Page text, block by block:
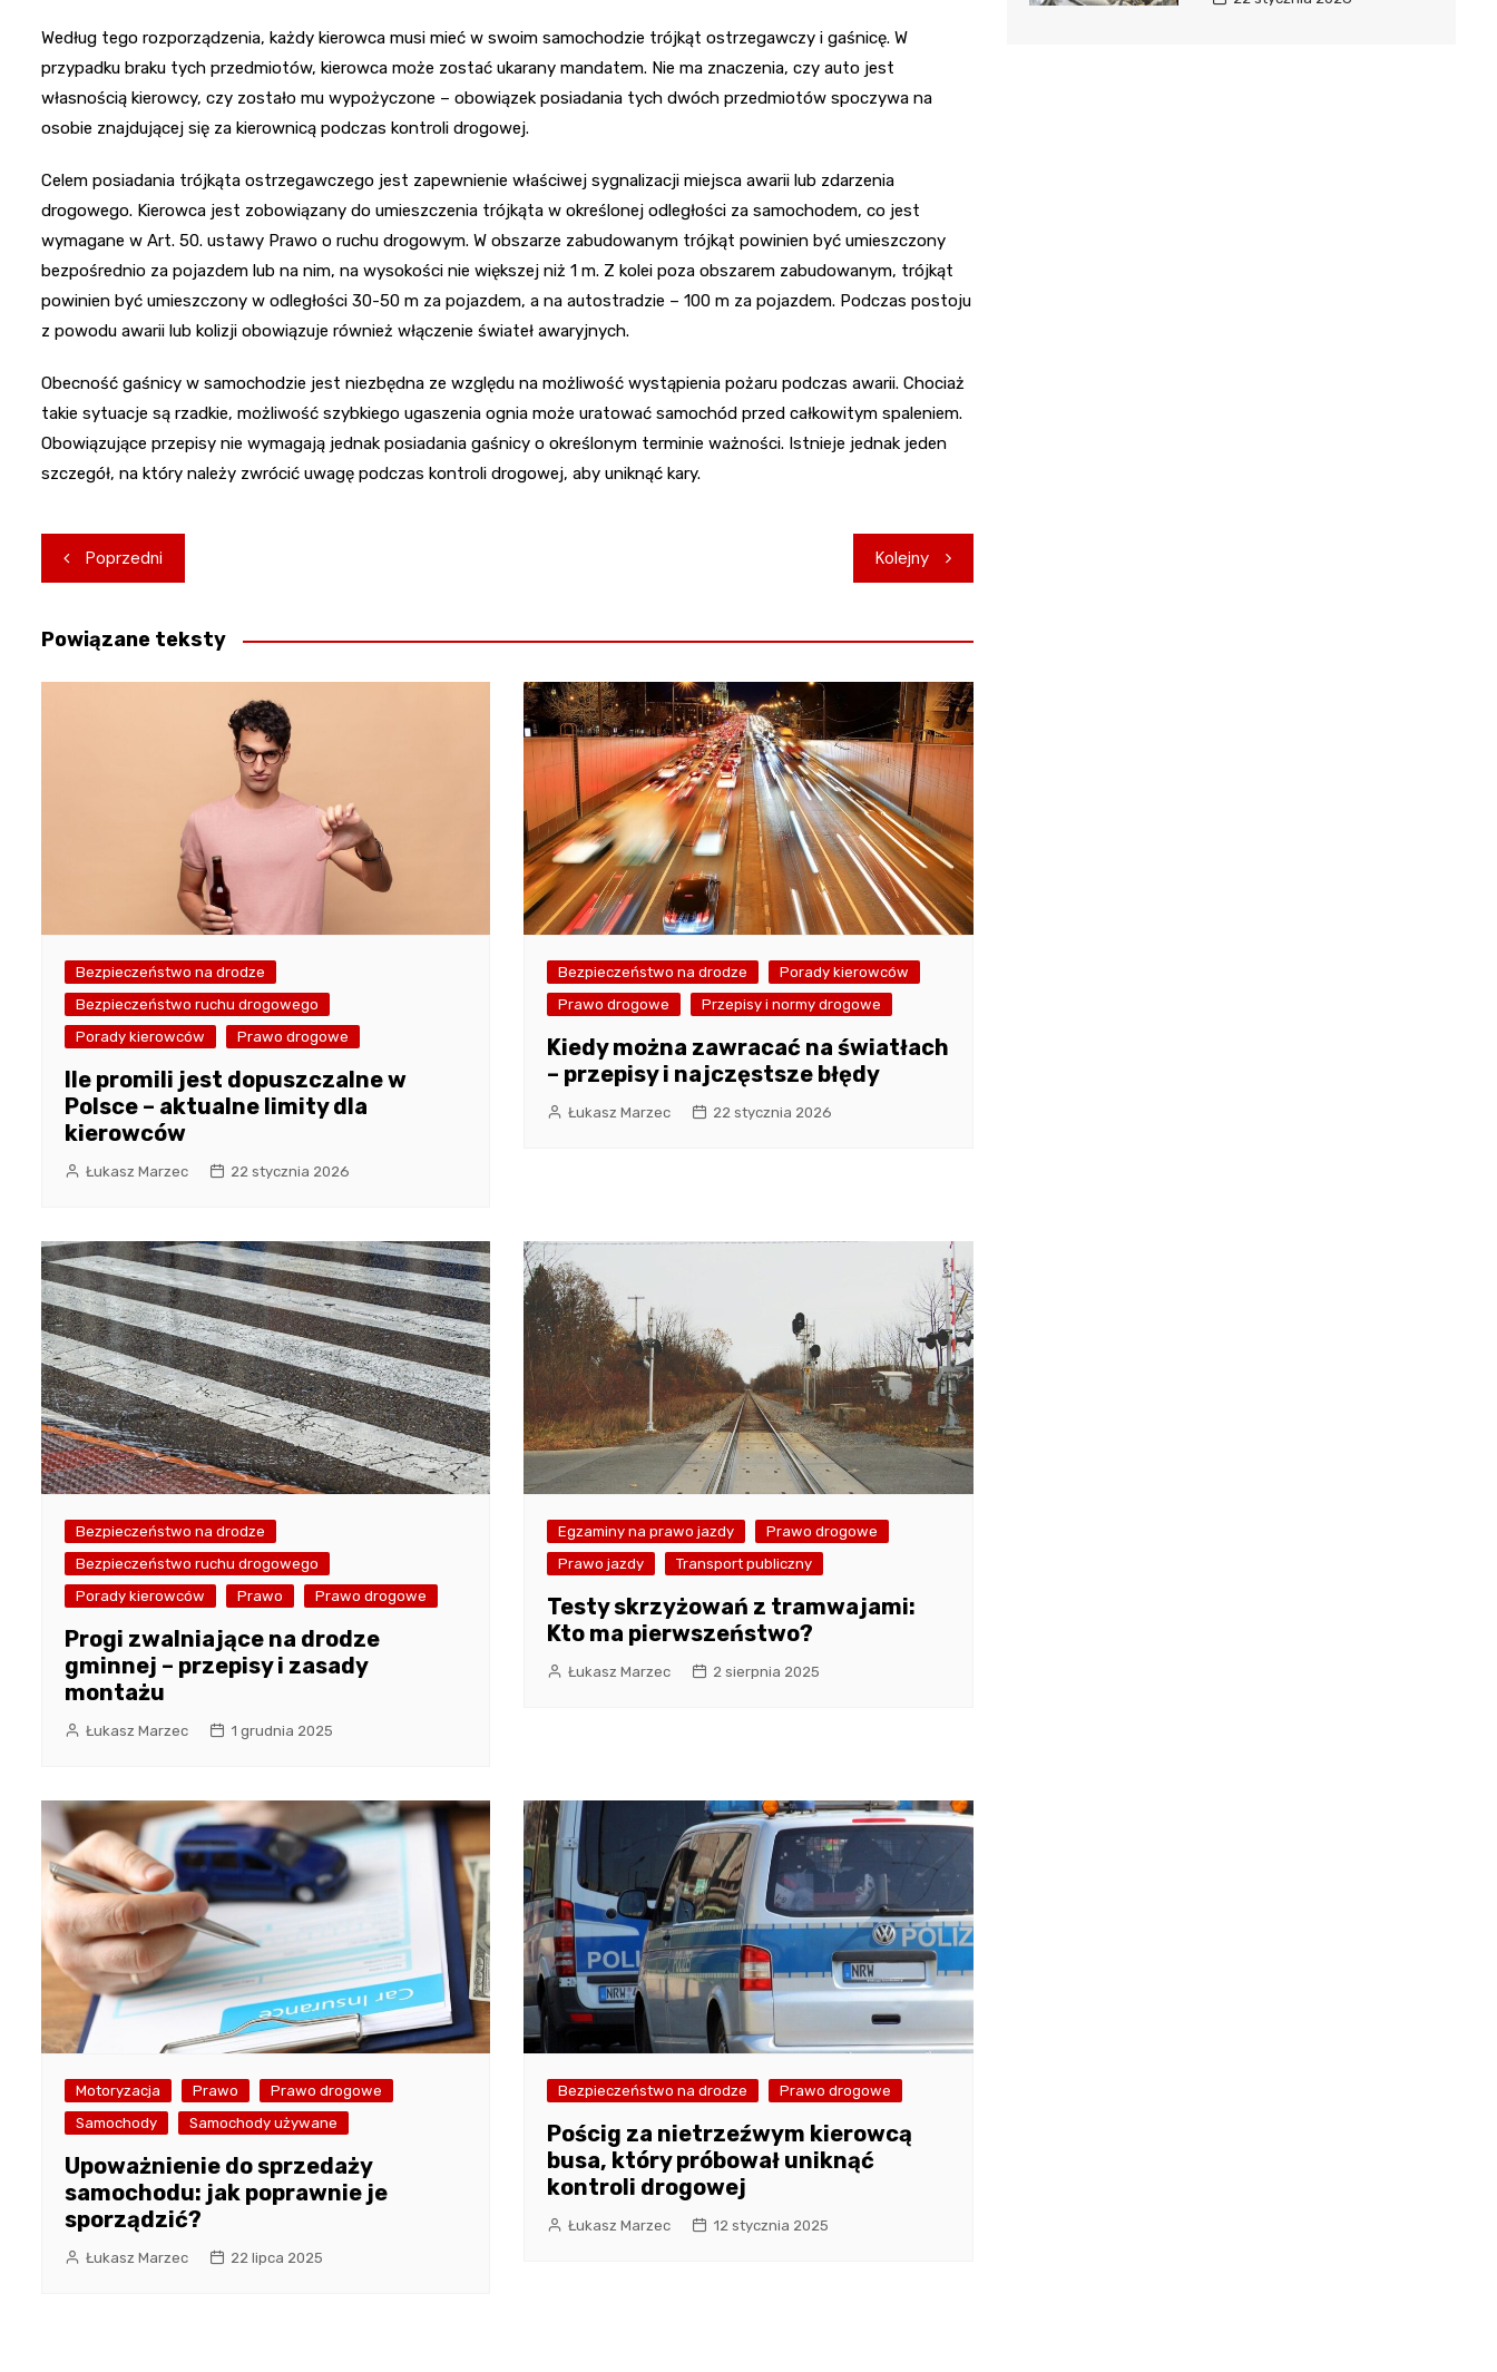
Według tego rozporządzenia, każdy kierowca musi mieć w swoim samochodzie trójkąt ostrzegawczy i gaśnicę. W
przypadku braku tych przedmiotów, kierowca może zostać ukarany mandatem. Nie ma znaczenia, czy auto jest
własnością kierowcy, czy zostało mu wypożyczone – obowiązek posiadania tych dwóch przedmiotów spoczywa na
osobie znajdującej się za kierownicą podczas kontroli drogowej.
Celem posiadania trójkąta ostrzegawczego jest zapewnienie właściwej sygnalizacji miejsca awarii lub zdarzenia
drogowego. Kierowca jest zobowiązany do umieszczenia trójkąta w określonej odległości za samochodem, co jest
wymagane w Art. 50. ustawy Prawo o ruchu drogowym. W obszarze zabudowanym trójkąt powinien być umieszczony
bezpośrednio za pojazdem lub na nim, na wysokości nie większej niż 1 m. Z kolei poza obszarem zabudowanym, trójkąt
powinien być umieszczony w odległości 30-50 m za pojazdem, a na autostradzie – 100 m za pojazdem. Podczas postoju
z powodu awarii lub kolizji obowiązuje również włączenie świateł awaryjnych.
Obecność gaśnicy w samochodzie jest niezbędna ze względu na możliwość wystąpienia pożaru podczas awarii. Chociaż
takie sytuacje są rzadkie, możliwość szybkiego ugaszenia ognia może uratować samochód przed całkowitym spaleniem.
Obowiązujące przepisy nie wymagają jednak posiadania gaśnicy o określonym terminie ważności. Istnieje jednak jeden
szczegół, na który należy zwrócić uwagę podczas kontroli drogowej, aby uniknąć kary.
Nawigacja
wpisu
Poprzedni Kolejny
Powiązane teksty
Bezpieczeństwo na drodze
Bezpieczeństwo ruchu drogowego
Porady kierowców
Prawo drogowe
Ile promili jest dopuszczalne w
Polsce – aktualne limity dla
kierowców
Łukasz Marzec 22 stycznia 2026
Bezpieczeństwo na drodze
Porady kierowców
Prawo drogowe
Przepisy i normy drogowe
Kiedy można zawracać na światłach
– przepisy i najczęstsze błędy
Łukasz Marzec 22 stycznia 2026
Bezpieczeństwo na drodze
Bezpieczeństwo ruchu drogowego
Porady kierowców
Prawo Prawo drogowe
Progi zwalniające na drodze
gminnej – przepisy i zasady
montażu
Łukasz Marzec 1 grudnia 2025
Egzaminy na prawo jazdy
Prawo drogowe
Prawo jazdy
Transport publiczny
Testy skrzyżowań z tramwajami:
Kto ma pierwszeństwo?
Łukasz Marzec 2 sierpnia 2025
Motoryzacja Prawo
Prawo drogowe
Samochody
Samochody używane
Upoważnienie do sprzedaży
samochodu: jak poprawnie je
sporządzić?
Łukasz Marzec 22 lipca 2025
Bezpieczeństwo na drodze Prawo drogowe
Pościg za nietrzeźwym kierowcą
busa, który próbował uniknąć
kontroli drogowej
Łukasz Marzec 12 stycznia 2025